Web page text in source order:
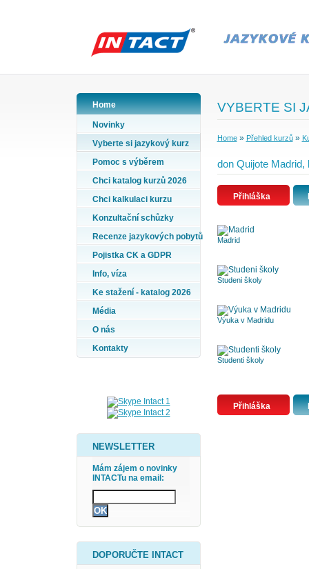
Home
Novinky
Vyberte si jazykový kurz
Pomoc s výběrem
Chci katalog kurzů 2026
Chci kalkulaci kurzu
Konzultační schůzky
Recenze jazykových pobytů
Pojistka CK a GDPR
Info, víza
Ke stažení - katalog 2026
Média
O nás
Kontakty
NEWSLETTER
Mám zájem o novinky
INTACTu na email:
DOPORUČTE INTACT
VYBERTE SI
Home» Přehled kurzů»
don Quijote
Přihláška
Madrid
Studeni školy
Výuka v Madridu
Studenti školy
Přihláška